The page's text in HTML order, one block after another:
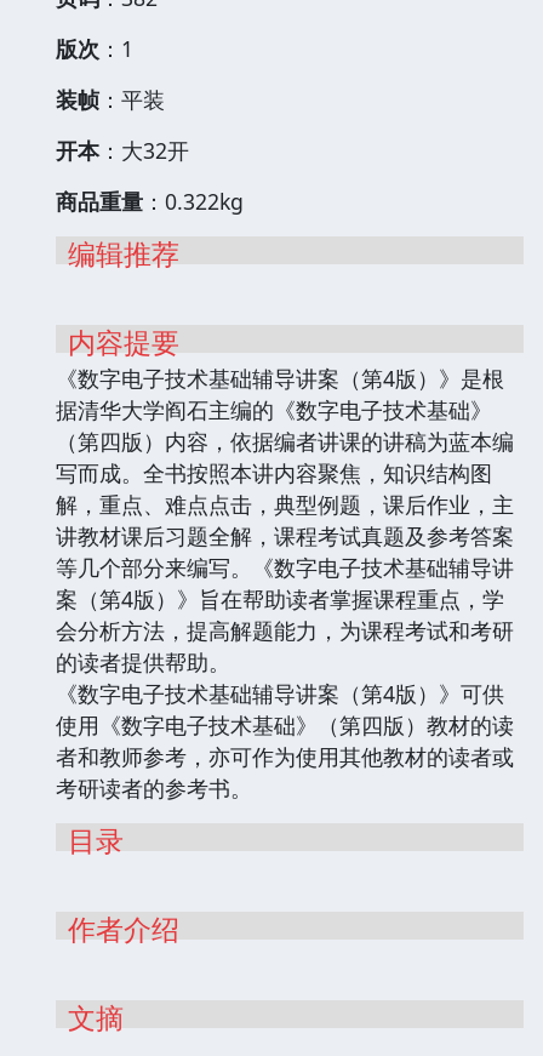
版次 ：1
装帧 ：平装
开本：大32开
商品重量 ：0.322kg
编辑推荐
内容提要
《数字电子技术基础辅导讲案（第4版）》是根
据清华大学阎石主编的《数字电子技术基础》
（第四版）内容，依据编者讲课的讲稿为蓝本编
写而成。全书按照本讲内容聚焦，知识结构图
解，重点、难点点击，典型例题，课后作业，主
讲教材课后习题全解，课程考试真题及参考答案
等几个部分来编写。《数字电子技术基础辅导讲
案（第4版）》旨在帮助读者掌握课程重点，学
会分析方法，提高解题能力，为课程考试和考研
的读者提供帮助。
《数字电子技术基础辅导讲案（第4版）》可供
使用《数字电子技术基础》（第四版）教材的读
者和教师参考，亦可作为使用其他教材的读者或
考研读者的参考书。
目录
作者介绍
文摘